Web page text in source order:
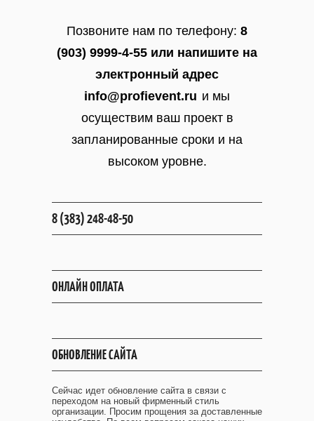
Позвоните нам по телефону: 8
(903) 9999-4-55 или напишите на
электронный адрес
info@profievent.ru и мы
осуществим ваш проект в
запланированные сроки и на
высоком уровне.
8 (383) 248-48-50
ОНЛАЙН ОПЛАТА
ОБНОВЛЕНИЕ САЙТА
Сейчас идет обновление сайта в связи с
переходом на новый фирменный стиль
организации. Просим прощения за доставленные